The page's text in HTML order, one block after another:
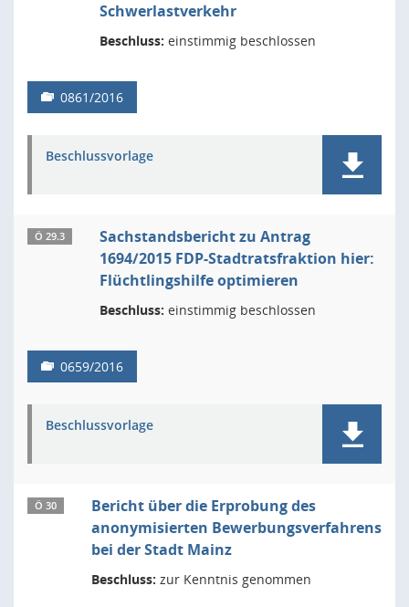
Schwerlastverkehr
Beschluss: einstimmig beschlossen
0861/2016
Beschlussvorlage
Ö 29.3
Sachstandsbericht zu Antrag
1694/2015 FDP-Stadtratsfraktion hier:
Flüchtlingshilfe optimieren
Beschluss: einstimmig beschlossen
0659/2016
Beschlussvorlage
Ö 30
Bericht über die Erprobung des
anonymisierten Bewerbungsverfahrens
bei der Stadt Mainz
Beschluss: zur Kenntnis genommen